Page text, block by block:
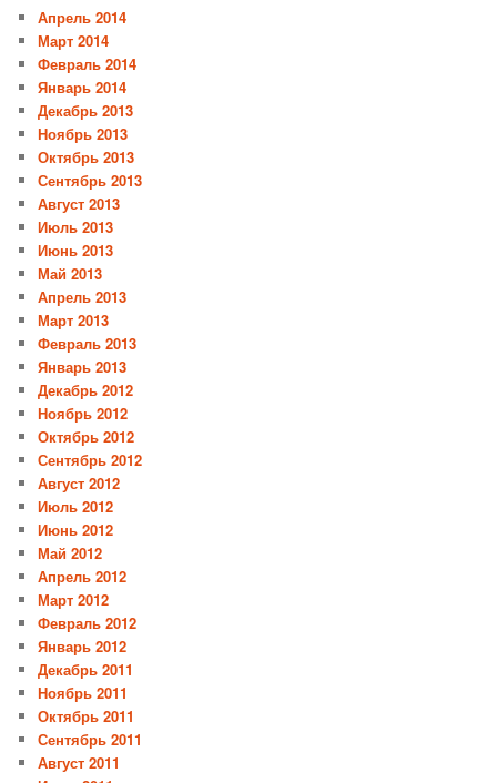
Апрель 2014
Март 2014
Февраль 2014
Январь 2014
Декабрь 2013
Ноябрь 2013
Октябрь 2013
Сентябрь 2013
Август 2013
Июль 2013
Июнь 2013
Май 2013
Апрель 2013
Март 2013
Февраль 2013
Январь 2013
Декабрь 2012
Ноябрь 2012
Октябрь 2012
Сентябрь 2012
Август 2012
Июль 2012
Июнь 2012
Май 2012
Апрель 2012
Март 2012
Февраль 2012
Январь 2012
Декабрь 2011
Ноябрь 2011
Октябрь 2011
Сентябрь 2011
Август 2011